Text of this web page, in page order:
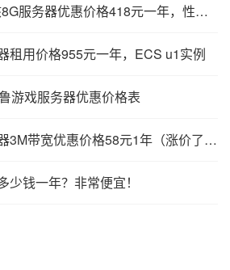
京东云618活动4核8G服务器优惠价格418元一年，性能测评
租用价格955元一年，ECS u1实例
游戏服务器优惠价格表
京东云2核2G服务器3M带宽优惠价格58元1年（涨价了？）
钱一年？非常便宜！